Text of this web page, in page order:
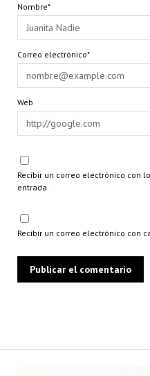
Nombre*
Correo electrónico*
Web
Recibir un correo electrónico con
entrada.
Recibir un correo electrónico con